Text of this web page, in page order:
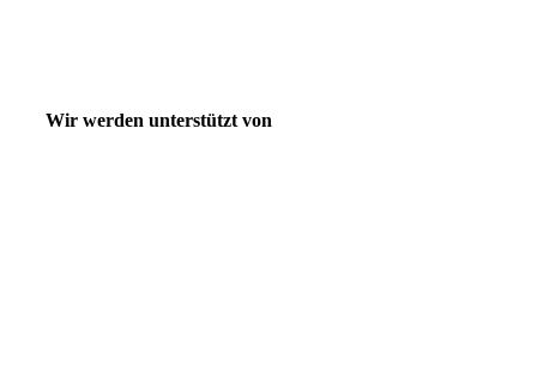
Wir werden unterstützt von